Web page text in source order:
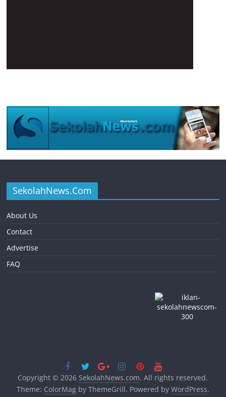
SekolahNews.Com
About Us
Contact
Advertise
FAQ
Copyright © 2026 SekolahNews.com. All rights reserved.
Theme: ColorMagby ThemeGrill. Powered by WordPress.